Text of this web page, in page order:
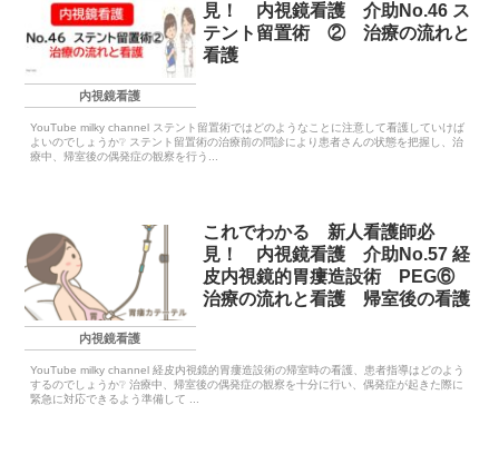
内視鏡看護
見！ 内視鏡看護 介助No.46 ス
テント留置術 ② 治療の流れと
看護
YouTube milky channel ステント留置術ではどのようなことに注意して看護していけば
よいのでしょうか❔ ステント留置術の治療前の問診により患者さんの状態を把握し、治
療中、帰室後の偶発症の観察を行う...
内視鏡看護
これでわかる 新人看護師必
見！ 内視鏡看護 介助No.57 経
皮内視鏡的胃瘻造設術 PEG⑥
治療の流れと看護 帰室後の看護
YouTube milky channel 経皮内視鏡的胃瘻造設術の帰室時の看護、患者指導はどのよう
するのでしょうか❔ 治療中、帰室後の偶発症の観察を十分に行い、偶発症が起きた際に
緊急に対応できるよう準備して ...